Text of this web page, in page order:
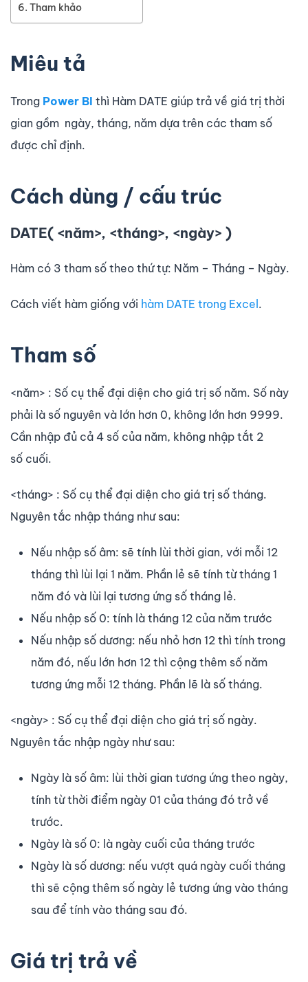
Tham khảo
Miêu tả
Trong Power BI thì Hàm DATE giúp trả về giá trị thời
gian gồm ngày, tháng, năm dựa trên các tham số
được chỉ định.
Cách dùng / cấu trúc
DATE( <năm>, <tháng>, <ngày> )
Hàm có 3 tham số theo thứ tự: Năm – Tháng – Ngày.
Cách viết hàm giống với hàm DATE trong Excel.
Tham số
<năm> : Số cụ thể đại diện cho giá trị số năm. Số này
phải là số nguyên và lớn hơn 0, không lớn hơn 9999.
Cần nhập đủ cả 4 số của năm, không nhập tắt 2
số cuối.
<tháng> : Số cụ thể đại diện cho giá trị số tháng.
Nguyên tắc nhập tháng như sau:
Nếu nhập số âm: sẽ tính lùi thời gian, với mỗi 12
tháng thì lùi lại 1 năm. Phần lẻ sẽ tính từ tháng 1
năm đó và lùi lại tương ứng số tháng lẻ.
Nếu nhập số 0: tính là tháng 12 của năm trước
Nếu nhập số dương: nếu nhỏ hơn 12 thì tính trong
năm đó, nếu lớn hơn 12 thì cộng thêm số năm
tương ứng mỗi 12 tháng. Phần lẽ là số tháng.
<ngày> : Số cụ thể đại diện cho giá trị số ngày.
Nguyên tắc nhập ngày như sau:
Ngày là số âm: lùi thời gian tương ứng theo ngày,
tính từ thời điểm ngày 01 của tháng đó trở về
trước.
Ngày là số 0: là ngày cuối của tháng trước
Ngày là số dương: nếu vượt quá ngày cuối tháng
thì sẽ cộng thêm số ngày lẻ tương ứng vào tháng
sau để tính vào tháng sau đó.
Giá trị trả về